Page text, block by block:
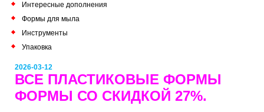
Интересные дополнения
Формы для мыла
Инструменты
Упаковка
2026-03-12
ВСЕ ПЛАСТИКОВЫЕ ФОРМЫ
ФОРМЫ СО СКИДКОЙ 27%.